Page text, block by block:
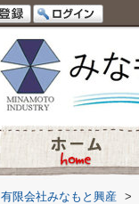
有限会社みなもと興産 >